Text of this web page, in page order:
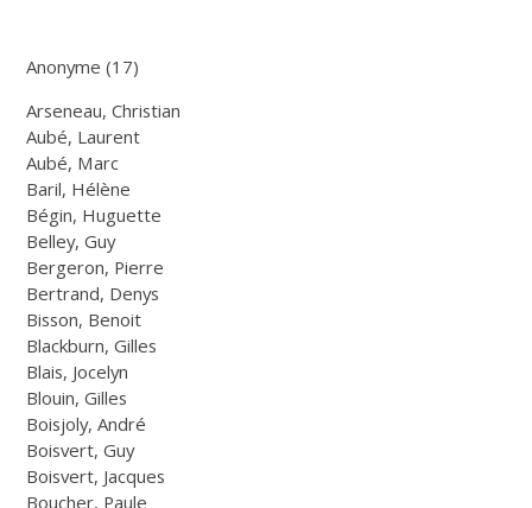
Anonyme (17)
Arseneau, Christian
Aubé, Laurent
Aubé, Marc
Baril, Hélène
Bégin, Huguette
Belley, Guy
Bergeron, Pierre
Bertrand, Denys
Bisson, Benoit
Blackburn, Gilles
Blais, Jocelyn
Blouin, Gilles
Boisjoly, André
Boisvert, Guy
Boisvert, Jacques
Boucher, Paule